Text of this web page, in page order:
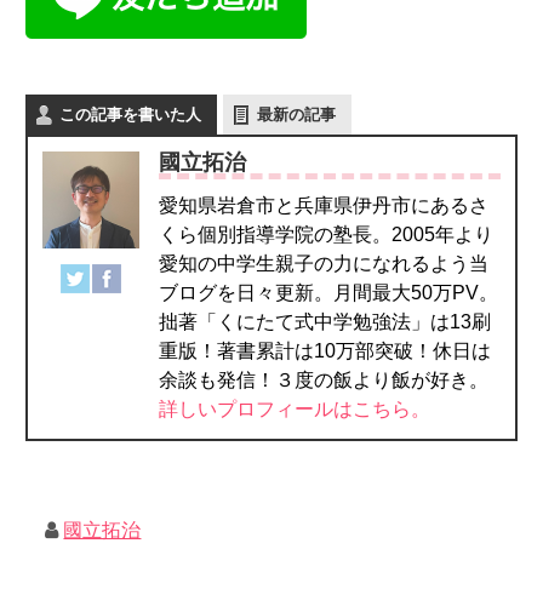
この記事を書いた人 最新の記事
國立拓治
愛知県岩倉市と兵庫県伊丹市にあるさ
くら個別指導学院の塾長。2005年より
愛知の中学生親子の力になれるよう当
ブログを日々更新。月間最大50万PV。
拙著「くにたて式中学勉強法」は13刷
重版！著書累計は10万部突破！休日は
余談も発信！３度の飯より飯が好き。
詳しいプロフィールはこちら。
國立拓治